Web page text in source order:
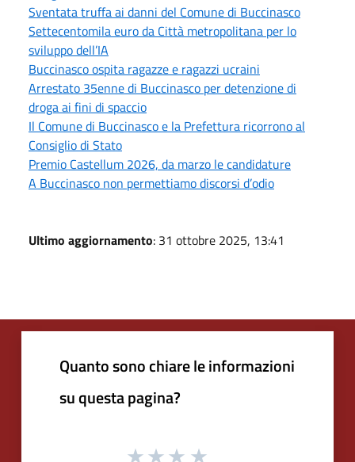
Sventata truffa ai danni del Comune di Buccinasco
Settecentomila euro da Città metropolitana per lo
sviluppo dell’IA
Buccinasco ospita ragazze e ragazzi ucraini
Arrestato 35enne di Buccinasco per detenzione di
droga ai fini di spaccio
Il Comune di Buccinasco e la Prefettura ricorrono al
Consiglio di Stato
Premio Castellum 2026, da marzo le candidature
A Buccinasco non permettiamo discorsi d’odio
Ultimo aggiornamento: 31 ottobre 2025, 13:41
Quanto sono chiare le informazioni
su questa pagina?